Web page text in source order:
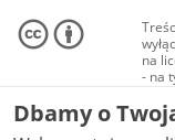
na
- na
Dbamy o